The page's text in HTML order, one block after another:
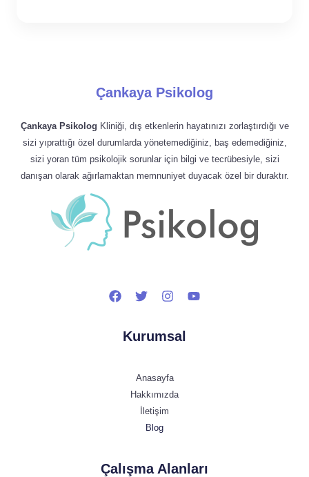
Çankaya Psikolog
Çankaya Psikolog Kliniği, dış etkenlerin hayatınızı zorlaştırdığı ve
sizi yıprattığı özel durumlarda yönetemediğiniz, baş edemediğiniz,
sizi yoran tüm psikolojik sorunlar için bilgi ve tecrübesiyle, sizi
danışan olarak ağırlamaktan memnuniyet duyacak özel bir duraktır.
Kurumsal
Anasayfa
Hakkımızda
İletişim
Blog
Çalışma Alanları